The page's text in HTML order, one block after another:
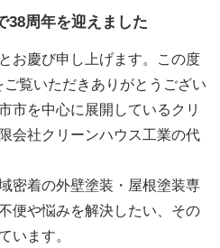
38周年を迎えました
お慶び申し上げます。この度
覧いただきありがとうござい
市を中心に展開しているクリ
会社クリーンハウス工業の代
密着の外壁塗装・屋根塗装専
便や悩みを解決したい、その
います。